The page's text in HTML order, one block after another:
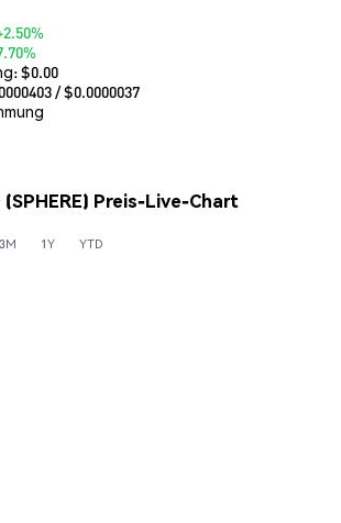
$0.00
/ $0.0000037
Preis-Live-Chart
3M 1Y YTD